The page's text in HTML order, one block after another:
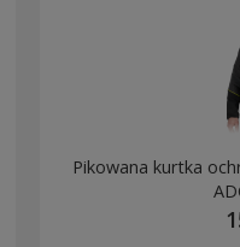
Pikowana kurtka